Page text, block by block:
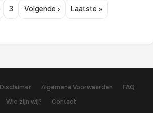
3 Volgende › Laatste »
Disclaimer Algemene Voorwaarden
FAQ
Wie zijn wij?
Contact